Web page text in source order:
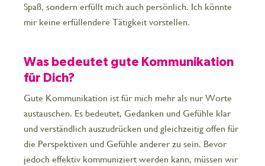
Spaß, sondern erfüllt mich auch persönlich. Ich könnte
mir keine erfüllendere Tätigkeit vorstellen.
Was bedeutet gute Kommunikation
für Dich?
Gute Kommunikation ist für mich mehr als nur Worte
austauschen. Es bedeutet, Gedanken und Gefühle klar
und verständlich auszudrücken und gleichzeitig offen für
die Perspektiven und Gefühle anderer zu sein. Bevor
jedoch effektiv kommuniziert werden kann, müssen wir